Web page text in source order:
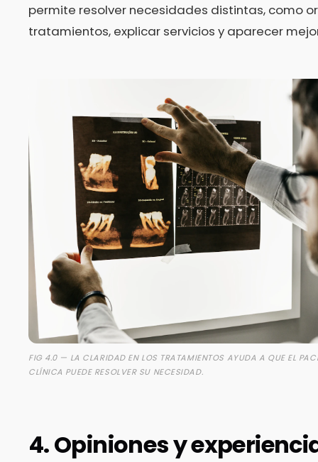
permite resolver necesidades distintas, como
tratamientos, explicar servicios y aparecer
FIG 4.0 — LA CLARIDAD EN LOS TRATAMIENTOS AYUDA A QUE EL
CLÍNICA PUEDE RESOLVER SU NECESIDAD.
4. Opiniones y